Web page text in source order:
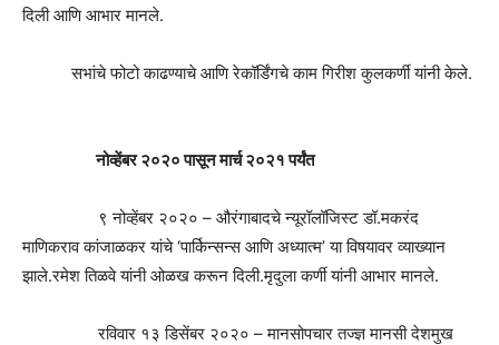
दिली आणि आभार मानले.
सभांचे फोटो काढण्याचे आणि रेकॉर्डिंगचे काम गिरीश कुलकर्णी यांनी केले.
नोव्हेंबर २०२० पासून मार्च २०२१ पर्यंत
९ नोव्हेंबर २०२० – औरंगाबादचे न्यूरॉलॉजिस्ट डॉ.मकरंद
माणिकराव कांजाळकर यांचे ‘पार्किन्सन्स आणि अध्यात्म’ या विषयावर व्याख्यान
झाले.रमेश तिळवे यांनी ओळख करून दिली.मृदुला कर्णी यांनी आभार मानले.
रविवार १३ डिसेंबर २०२० – मानसोपचार तज्ज्ञ मानसी देशमुख